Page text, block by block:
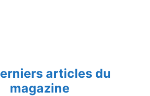
articles du
magazine